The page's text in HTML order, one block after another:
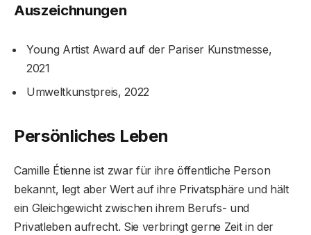
Auszeichnungen
Young Artist Award auf der Pariser Kunstmesse,
2021
Umweltkunstpreis, 2022
Persönliches Leben
Camille Étienne ist zwar für ihre öffentliche Person
bekannt, legt aber Wert auf ihre Privatsphäre und hält
ein Gleichgewicht zwischen ihrem Berufs- und
Privatleben aufrecht. Sie verbringt gerne Zeit in der